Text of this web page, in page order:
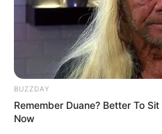
BUZZDAY
Remember Duane? Better To
Now